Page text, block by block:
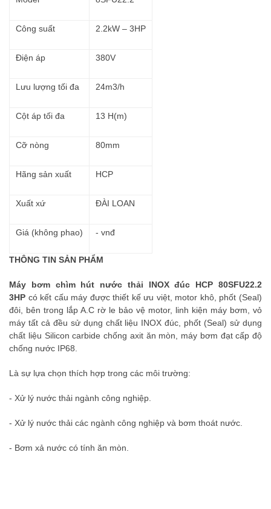
Công suất 2.2kW – 3HP
Điện áp 380V
Lưu lượng tối đa 24m3/h
Cột áp tối đa 13 H(m)
Cỡ nòng 80mm
Hãng sản xuất HCP
Xuất xứ ĐÀI LOAN
Giá (không phao) - vnđ
THÔNG TIN SẢN PHẨM
Máy bơm chìm hút nước thải INOX đúc HCP 80SFU22.2
3HP có kết cấu máy được thiết kế ưu việt, motor khô, phốt (Seal)
đôi, bên trong lắp A.C rờ le bảo vệ motor, linh kiện máy bơm, vỏ
máy tất cả đều sử dụng chất liệu INOX đúc, phốt (Seal) sử dụng
chất liệu Silicon carbide chống axit ăn mòn, máy bơm đạt cấp độ
chống nước IP68.
Là sự lựa chọn thích hợp trong các môi trường:
- Xử lý nước thải ngành công nghiệp.
- Xử lý nước thải các ngành công nghiệp và bơm thoát nước.
- Bơm xả nước có tính ăn mòn.